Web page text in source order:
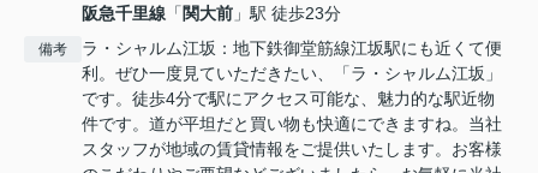
阪急千里線 「 関大前 」駅 徒歩23分
備考
ラ・シャルム江坂：地下鉄御堂筋線江坂駅にも近くて便
利。ぜひ一度見ていただきたい、「ラ・シャルム江坂」
です。徒歩4分で駅にアクセス可能な、魅力的な駅近物
件です。道が平坦だと買い物も快適にできますね。当社
スタッフが地域の賃貸情報をご提供いたします。お客様